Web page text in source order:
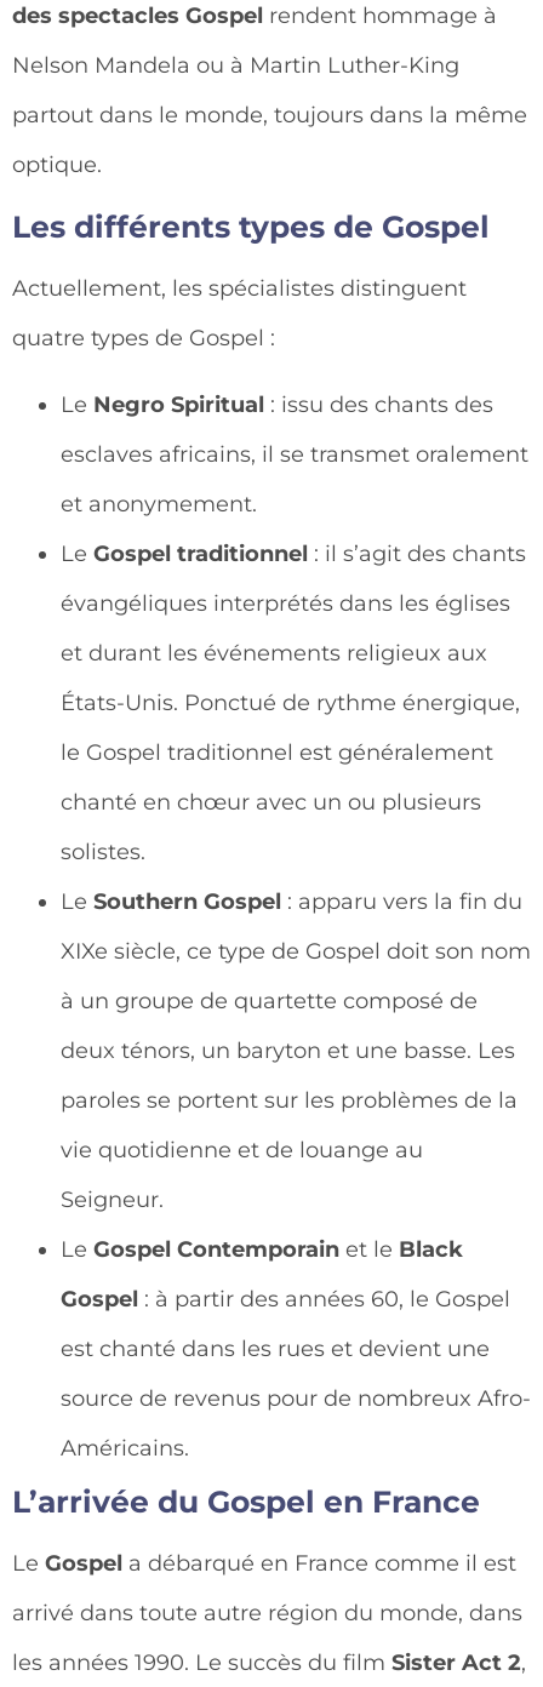
des spectacles Gospel rendent hommage à
Nelson Mandela ou à Martin Luther-King
partout dans le monde, toujours dans la même
optique.
Les différents types de Gospel
Actuellement, les spécialistes distinguent
quatre types de Gospel :
Le Negro Spiritual : issu des chants des
esclaves africains, il se transmet oralement
et anonymement.
Le Gospel traditionnel : il s’agit des chants
évangéliques interprétés dans les églises
et durant les événements religieux aux
États-Unis. Ponctué de rythme énergique,
le Gospel traditionnel est généralement
chanté en chœur avec un ou plusieurs
solistes.
Le Southern Gospel : apparu vers la fin du
XIXe siècle, ce type de Gospel doit son nom
à un groupe de quartette composé de
deux ténors, un baryton et une basse. Les
paroles se portent sur les problèmes de la
vie quotidienne et de louange au
Seigneur.
Le Gospel Contemporain et le Black
Gospel : à partir des années 60, le Gospel
est chanté dans les rues et devient une
source de revenus pour de nombreux Afro-
Américains.
L’arrivée du Gospel en France
Le Gospel a débarqué en France comme il est
arrivé dans toute autre région du monde, dans
les années 1990. Le succès du film Sister Act 2,